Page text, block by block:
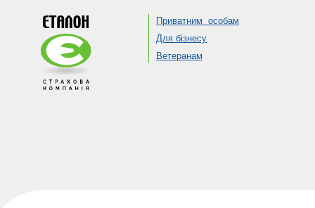
Приватним особам
Для бізнесу
Ветеранам